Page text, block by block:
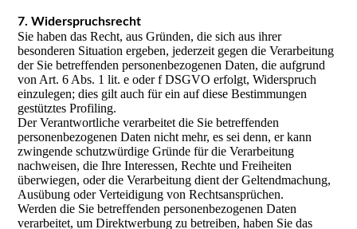
7. Widerspruchsrecht
Sie haben das Recht, aus Gründen, die sich aus ihrer
besonderen Situation ergeben, jederzeit gegen die Verarbeitung
der Sie betreffenden personenbezogenen Daten, die aufgrund
von Art. 6 Abs. 1 lit. e oder f DSGVO erfolgt, Widerspruch
einzulegen; dies gilt auch für ein auf diese Bestimmungen
gestütztes Profiling.
Der Verantwortliche verarbeitet die Sie betreffenden
personenbezogenen Daten nicht mehr, es sei denn, er kann
zwingende schutzwürdige Gründe für die Verarbeitung
nachweisen, die Ihre Interessen, Rechte und Freiheiten
überwiegen, oder die Verarbeitung dient der Geltendmachung,
Ausübung oder Verteidigung von Rechtsansprüchen.
Werden die Sie betreffenden personenbezogenen Daten
verarbeitet, um Direktwerbung zu betreiben, haben Sie das